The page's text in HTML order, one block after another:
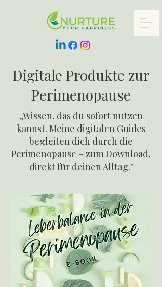
Digitale Produkte zur
Perimenopause
„Wissen, das du sofort nutzen
kannst. Meine digitalen Guides
begleiten dich durch die
Perimenopause – zum Download,
direkt für deinen Alltag."